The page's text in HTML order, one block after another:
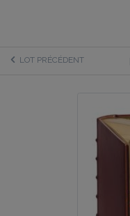
LOT PRÉCÉDENT